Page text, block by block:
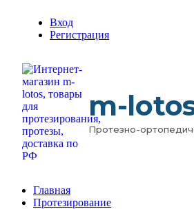
Вход
Регистрация
m-
Протезно-
Главная
Протезирование